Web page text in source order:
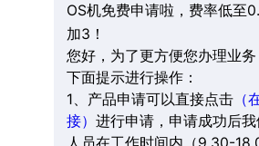
OS机免费申请啦，费率低至
加3！
您好，为了更方便您办理业
下面提示进行操作：
1、产品申请可以直接点击（
接） 进行申请，申请成功后
人员在工作时间内（9.30-